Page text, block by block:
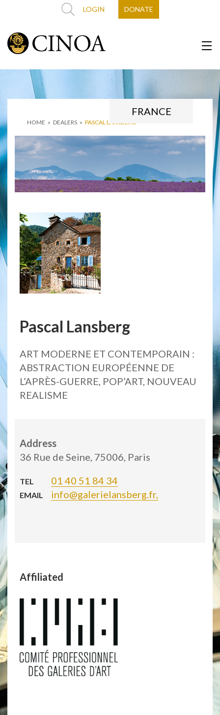
LOGIN DONATE
HOME » DEALERS » PASCAL LANSBERG
FRANCE
Pascal Lansberg
ART MODERNE ET CONTEMPORAIN :
ABSTRACTION EUROPÉENNE DE
L’APRÈS-GUERRE, POP’ART, NOUVEAU
REALISME
Address
36 Rue de Seine, 75006, Paris
TEL 01 40 51 84 34
EMAIL info@galerielansberg.fr,
Affiliated